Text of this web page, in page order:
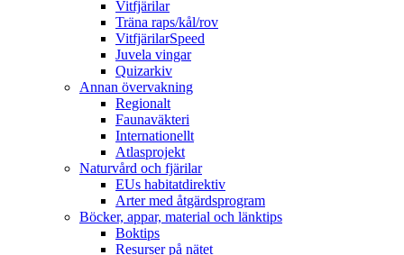
Vitfjärilar
Träna raps/kål/rov
VitfjärilarSpeed
Juvela vingar
Quizarkiv
Annan övervakning
Regionalt
Faunaväkteri
Internationellt
Atlasprojekt
Naturvård och fjärilar
EUs habitatdirektiv
Arter med åtgärdsprogram
Böcker, appar, material och länktips
Boktips
Resurser på nätet